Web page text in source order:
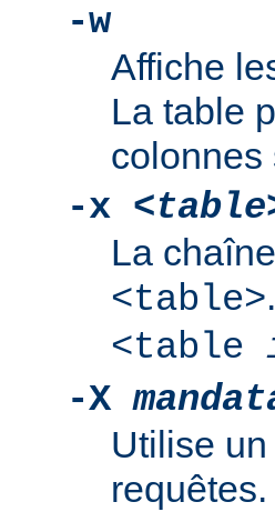
-w
Affiche
La table
colonnes
-x
La
<table>
<table
-X
Utilise
requêtes.